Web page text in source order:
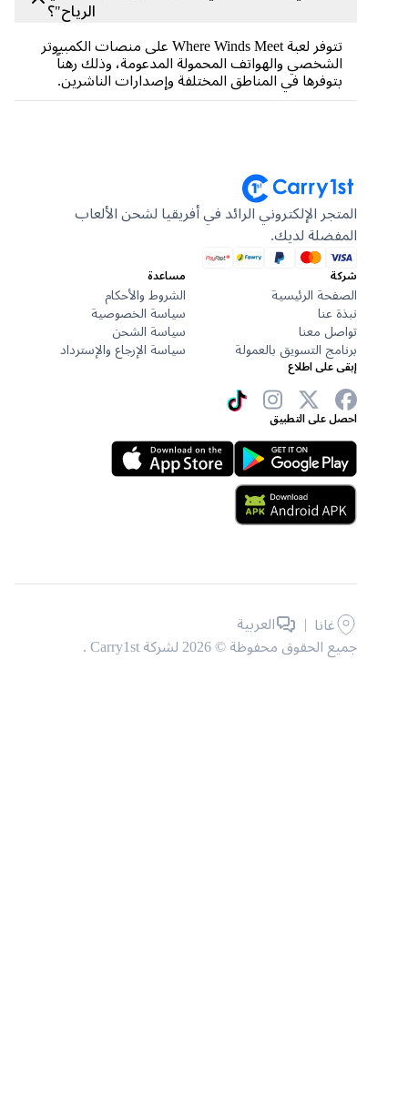
الرياح"؟
تتوفر لعبة Where Winds Meet على منصات الكمبيوتر
الشخصي والهواتف المحمولة المدعومة، وذلك رهناً
بتوفرها في المناطق المختلفة وإصدارات الناشرين.
المتجر الإلكتروني الرائد في أفريقيا لشحن الألعاب
المفضلة لديك.
الصفحة الرئيسية
نبذة عنا
تواصل معنا
برنامج التسويق بالعمولة
مساعدة
الشروط والأحكام
سياسة الخصوصية
سياسة الشحن
سياسة الإرجاع والإسترداد
إبقى على اطلاع
احصل على التطبيق
جميع الحقوق محفوظة © 2026 لشركة Carry1st .
غانا | العربية